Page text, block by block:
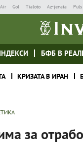
Gol Tialoto Az-jenata Puls
БФБ В
КРИЗАТА В ИРАН
за